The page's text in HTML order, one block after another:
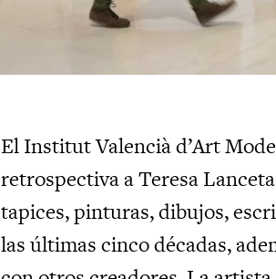
El Institut Valencià d’Art
retrospectiva a Teresa
tapices, pinturas, dibujos,
las últimas cinco décadas,